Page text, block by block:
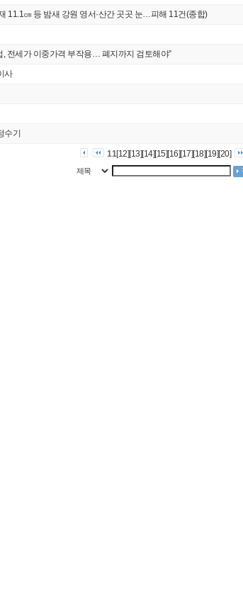
11.1㎝ 등 밤새 강원 영서·산간 곳곳 눈…피해 11건(종합)
, 전세가 이중가격 부작용… 폐지까지 검토해야”
사
수기
11[12][13][14][15][16][17][18][19][20]